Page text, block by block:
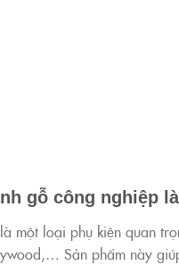
gỗ công nghiệp
một loại phụ kiện quan
Sản phẩm này